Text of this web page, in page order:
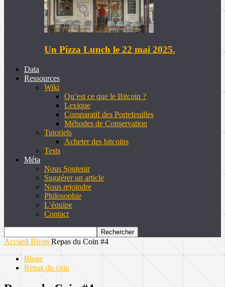
Un Pizza Lunch le 22 mai 2025.
Data
Ressources
Wiki
Qu’est ce que le Bitcoin ?
Lexique
Comparatif des Portefeuilles
Méhodes de Conservation
Tutoriels
Acheter des bitcoins
Tests
Méta
Nous Soutenir
Suggérer un article
Nous rejoindre
Philosophie
L’équipe
Contact
Accueil Blogs Repas du Coin #4
Blogs
Repas du coin